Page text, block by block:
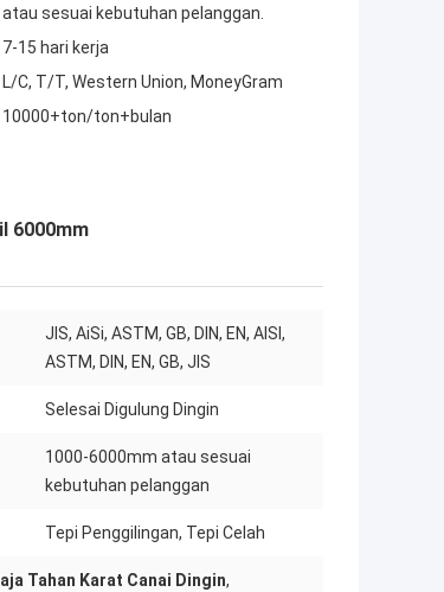
atau sesuai kebutuhan pelanggan.
7-15 hari kerja
L/C, T/T, Western Union, MoneyGram
10000+ton/ton+bulan
6000mm
JIS, AiSi, ASTM, GB, DIN, EN, AISI,
ASTM, DIN, EN, GB, JIS
Selesai Digulung Dingin
1000-6000mm atau sesuai
kebutuhan pelanggan
Tepi Penggilingan, Tepi Celah
Tahan Karat Canai Dingin,